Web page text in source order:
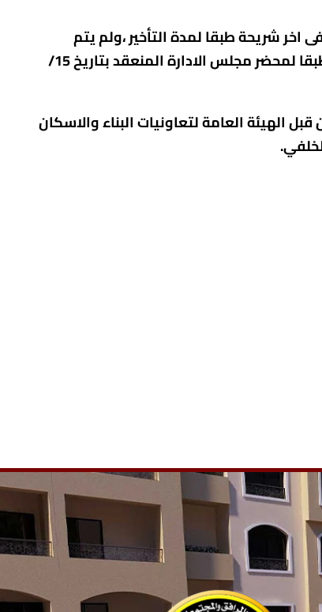
سيتم ادراجهم فى اخر شريحة طبقا لمدة التأخير ،ولم يتم
القرار الوزارى رقم 626 لسنة2024 وذلك طبقا لمحضر مجلس الادارة المنعقد بتاريخ 15/
الهيئة العامة لتعاونيات البناء والاسكان